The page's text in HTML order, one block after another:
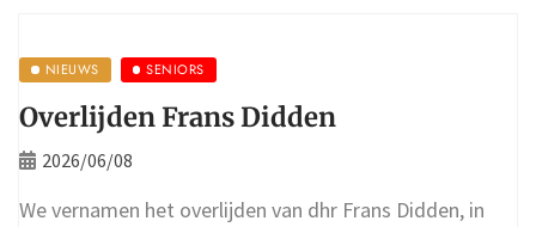
NIEUWS SENIORS
Overlijden Frans Didden
2026/06/08
We vernamen het overlijden van dhr Frans Didden, in